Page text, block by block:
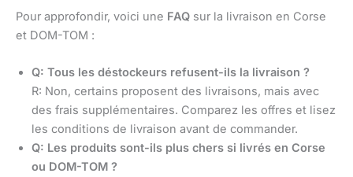
Pour approfondir, voici une FAQ sur la livraison en Corse
et DOM-TOM :
Q: Tous les déstockeurs refusent-ils la livraison ?
R: Non, certains proposent des livraisons, mais avec
des frais supplémentaires. Comparez les offres et lisez
les conditions de livraison avant de commander.
Q: Les produits sont-ils plus chers si livrés en Corse
ou DOM-TOM ?